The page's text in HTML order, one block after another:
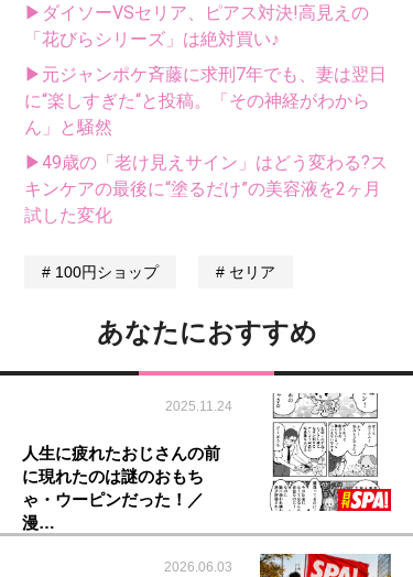
▶ダイソーVSセリア、ピアス対決!高見えの
「花びらシリーズ」は絶対買い♪
▶元ジャンポケ斉藤に求刑7年でも、妻は翌日
に“楽しすぎた“と投稿。「その神経がわから
ん」と騒然
▶49歳の「老け見えサイン」はどう変わる?ス
キンケアの最後に“塗るだけ”の美容液を2ヶ月
試した変化
100円ショップ セリア
あなたにおすすめ
2025.11.24
人生に疲れたおじさんの前
に現れたのは謎のおもち
ゃ・ウーピンだった！／
漫…
2026.06.03